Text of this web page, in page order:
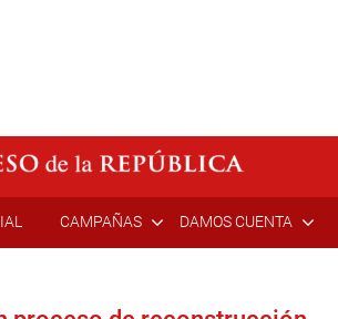
CAMPAÑAS DAMOS CUENTA